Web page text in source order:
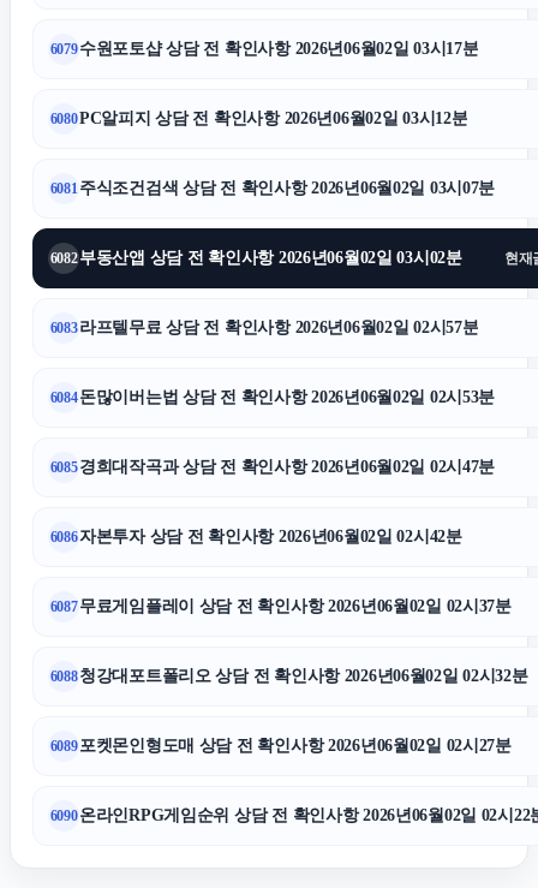
6079수원포토샵 상담 전 확인사항 2026년06월02일 03시17분
6080PC알피지 상담 전 확인사항 2026년06월02일 03시12분
6081 주식조건검색 상담 전 확인사항 2026년06월02일 03시07분
6082부동산앱 상담 전 확인사항 2026년06월02일 03시02분 현재
6083라프텔무료 상담 전 확인사항 2026년06월02일 02시57분
6084돈많이버는법 상담 전 확인사항 2026년06월02일 02시53분
6085경희대작곡과 상담 전 확인사항 2026년06월02일 02시47분
6086자본투자 상담 전 확인사항 2026년06월02일 02시42분
6087무료게임플레이 상담 전 확인사항 2026년06월02일 02시37분
6088청강대포트폴리오 상담 전 확인사항 2026년06월02일 02시32분
6089포켓몬인형도매 상담 전 확인사항 2026년06월02일 02시27분
6090온라인RPG게임순위 상담 전 확인사항 2026년06월02일 02시22